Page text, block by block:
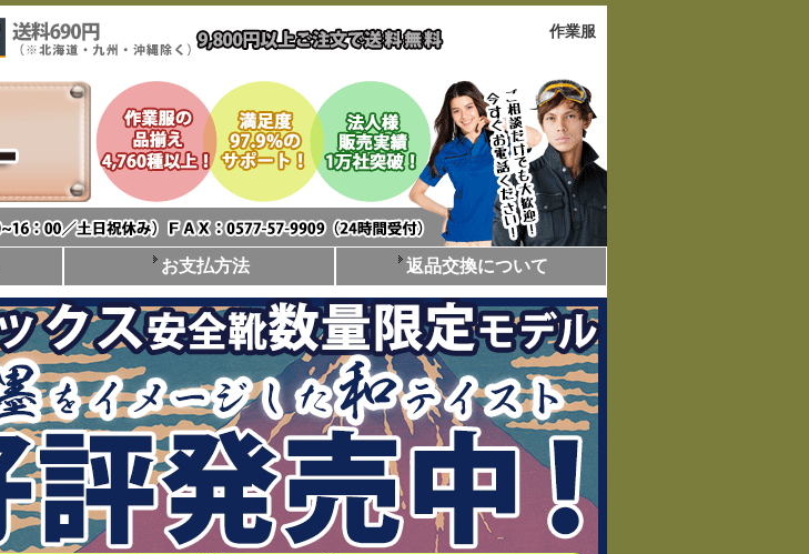
作業服
お支払方法 返品交換について